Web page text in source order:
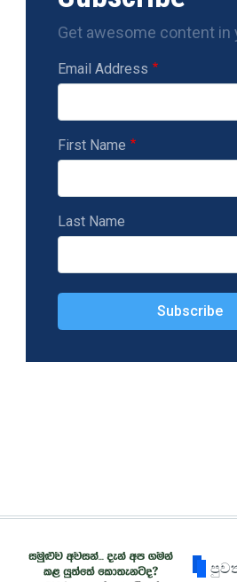
Get awesome content in
Email Address
First Name
Last Name